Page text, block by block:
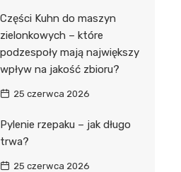
Części Kuhn do maszyn
zielonkowych – które
podzespoły mają największy
wpływ na jakość zbioru?
25 czerwca 2026
Pylenie rzepaku – jak długo
trwa?
25 czerwca 2026